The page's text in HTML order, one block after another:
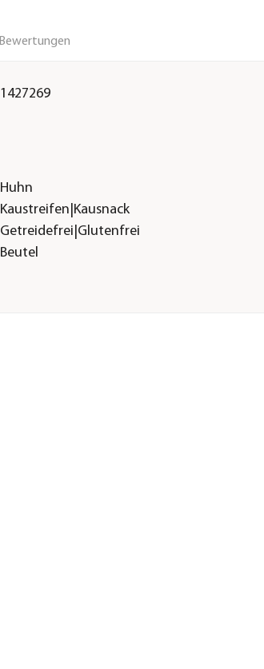
Bewertungen
1427269
Huhn
Kaustreifen|Kausnack
Getreidefrei|Glutenfrei
Beutel